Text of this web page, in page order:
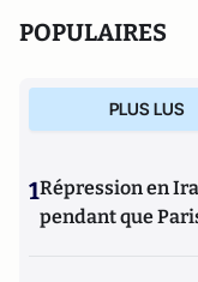
POPULAIRES
PLUS LUS
1Répression en
pendant que